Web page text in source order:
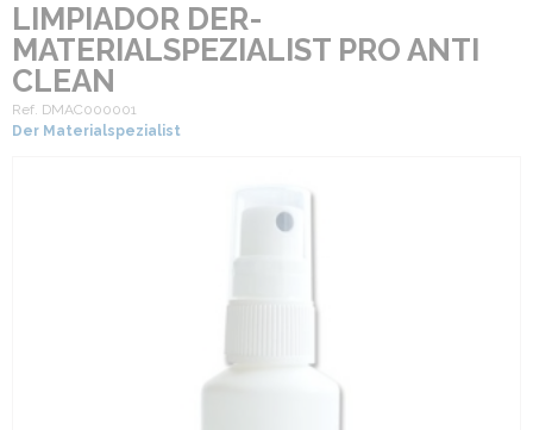
LIMPIADOR DER-
MATERIALSPEZIALIST PRO ANTI
CLEAN
Ref. DMAC000001
Der Materialspezialist